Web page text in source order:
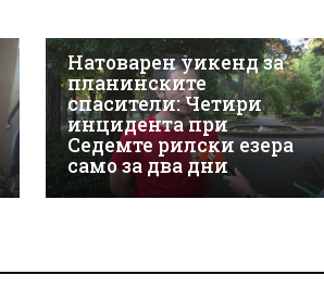
Натоварен уикенд за
планинските
спасители: Четири
инцидента при
Седемте рилски езера
само за два дни